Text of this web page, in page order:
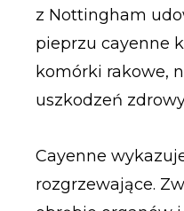
z Nottingham
pieprzu cayenne
komórki rakowe,
uszkodzeń
Cayenne
rozgrzewające.